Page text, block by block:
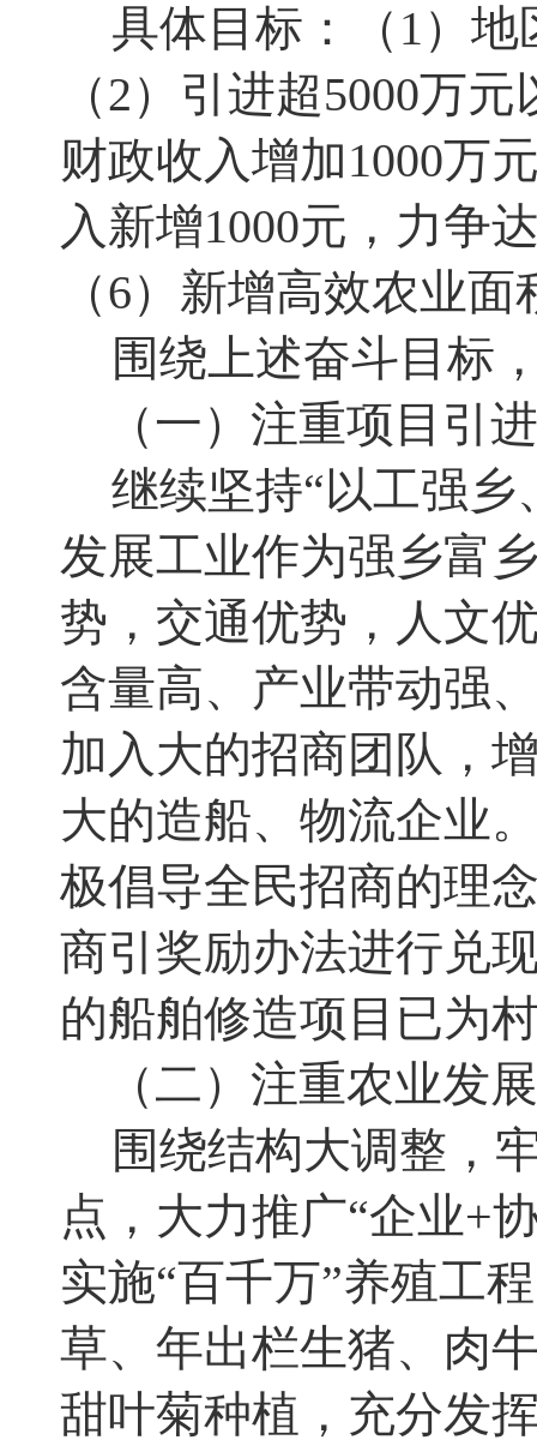
具体目标：（ 1）地
（2）引进超5000万元
财政收入增加1000万
入新增1000元 ， 力争
（6）新增高效农业面
围绕上述奋斗目标
（一）注重项目引
继续坚持“以工强
发展工业作为强乡富
势 ， 交通优势，人文
含量高、产业带动强
加入大的招商团队，
大的造船、物流企业
极倡导全民招商的理
商引奖励办法进行兑
的船舶修造项目已为
（二）注重农业发
围绕结构大调整 ，
点，大力推广“企业+
实施“百千万”养殖工
草、年出栏生猪、肉
甜叶菊种植 ， 充分发